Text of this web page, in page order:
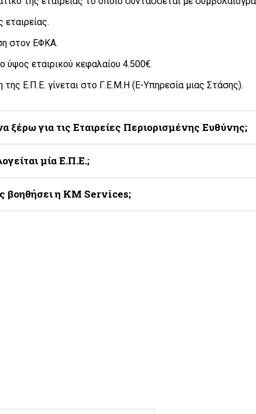
εταιρείας.
στον ΕΦΚΑ.
ύψος εταιρικού κεφαλαίου 4.500€.
της Ε.Π.Ε. γίνεται στο Γ.Ε.Μ.Η (Ε-Υπηρεσία μιας Στάσης).
ξέρω για τις Εταιρείες Περιορισμένης Ευθύνης;
μία Ε.Π.Ε.;
βοηθήσει η KM Services;